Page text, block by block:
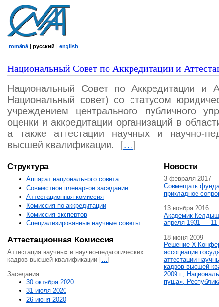
română | русский | english
Национальный Совет по Аккредитации и
Национальный Совет по Аккредитации и
Национальный совет) со статусом
учреждением центрального публичного
оценки и аккредитации организаций в
а также аттестации научных и научно-
высшей квалификации.
[…]
Структура
Аппарат национального совета
Совместное пленарное заседание
Аттестационная комисcия
Комиссия по аккредитации
Комиссия экспертов
Специализированные научные советы
Аттестационная Комиссия
Аттестация научных и научно-педагогических
кадров высшей квалификации […]
Заседания:
30 октября 2020
31 июля 2020
26 июня 2020
Новости
3 февраля 2017
Совмещать
прикладное
13 ноября 2016
Академик
апреля 1931 — 11
18 июня 2009
Решение X
ассоциации
аттестации
кадров высшей
2009 г.,
пуща»,